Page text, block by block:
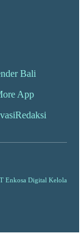
Bali
App
Redaksi
Enkosa Digital Kelola